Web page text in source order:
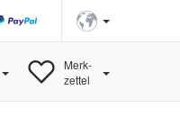
Merk-
zettel